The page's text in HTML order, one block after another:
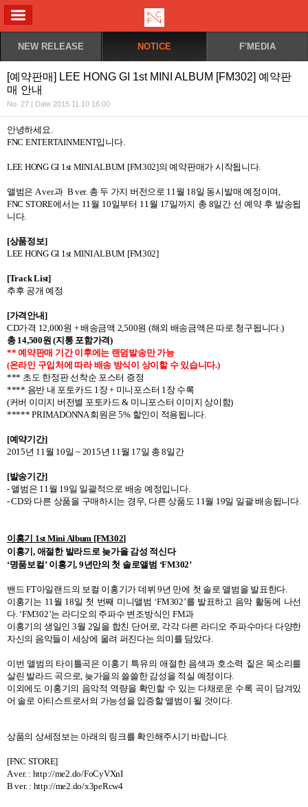
NEW RELEASE NOTICE F'MEDIA
[예약판매] LEE HONG GI 1st MINI ALBUM [FM302] 예약판
매 안내
No. 27 | Date 2015.11.10 16:00
안녕하세요.
FNC ENTERTAINMENT입니다.
LEE HONG GI 1st MINI ALBUM [FM302]의 예약판매가 시작됩니다.
앨범은 A ver.과 B ver. 총 두 가지 버전으로 11월 18일 동시발매 예정이며,
FNC STORE에서는 11월 10일부터 11월 17일까지 총 8일간 선 예약 후 발송됩
니다.
[상품정보]
LEE HONG GI 1st MINI ALBUM [FM302]
[Track List]
추후 공개 예정
[가격안내]
CD가격 12,000원 +배송금액 2,500원 (해외 배송금액은 따로 청구됩니다.)
총14,500원 (지통 포함가격)
**예약판매 기간 이후에는 랜덤발송만 가능
(온라인 구입처에 따라 배송 방식이 상이할 수 있습니다.)
*** 초도 한정판 선착순 포스터 증정
**** 음반 내 포토카드 1장 + 미니포스터 1장 수록
(커버 이미지 버전별 포토카드 & 미니포스터 이미지 상이함)
***** PRIMADONNA회원은 5% 할인이 적용됩니다.
[예약기간]
2015년 11월 10일 ~ 2015년 11월 17일 총 8일간
[발송기간]
-앨범은 11월 19일 일괄적으로 배송 예정입니다.
- CD와 다른 상품을 구매하시는 경우, 다른 상품도 11월 19일 일괄 배송됩니다.
이홍기 1st Mini Album [FM302]
이홍기, 애절한 발라드로 늦가을 감성 적신다
‘명품보컬’ 이홍기, 9년만의 첫 솔로앨범 ‘FM302’
밴드 FT아일랜드의 보컬 이홍기가 데뷔 9년 만에 첫 솔로 앨범을 발표한다.
이홍기는 11월 18일 첫 번째 미니앨범 ‘FM302’를 발표하고 음악 활동에 나선
다. ‘FM302’는 라디오의 주파수 변조방식인 FM과
이홍기의 생일인 3월 2일을 합친 단어로, 각각 다른 라디오 주파수마다 다양한
자신의 음악들이 세상에 울려 퍼진다는 의미를 담았다.
이번 앨범의 타이틀곡은 이홍기 특유의 애절한 음색과 호소력 짙은 목소리를
살린 발라드 곡으로, 늦가을의 쓸쓸한 감성을 적실 예정이다.
이외에도 이홍기의 음악적 역량을 확인할 수 있는 다채로운 수록 곡이 담겨있
어 솔로 아티스트로서의 가능성을 입증할 앨범이 될 것이다.
상품의 상세정보는 아래의 링크를 확인해주시기 바랍니다.
[FNC STORE]
A ver. : http://me2.do/FoCyVXnI
B ver. : http://me2.do/x3peRcw4